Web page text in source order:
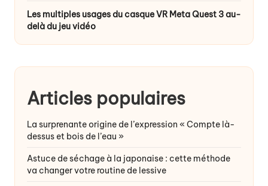
Les multiples usages du casque VR Meta Quest 3 au-
delà du jeu vidéo
Articles populaires
La surprenante origine de l’expression « Compte là-
dessus et bois de l’eau »
Astuce de séchage à la japonaise : cette méthode
va changer votre routine de lessive